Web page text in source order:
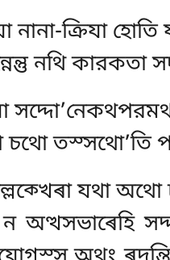
নানা-ক্রিযা
নথি কারকতা
চথো তস্সথো’তি
যথা
ন অত্থসভাৰেহি